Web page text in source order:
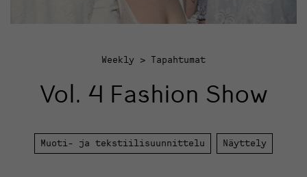
Weekly Tapahtumat
Vol. 4 Fashion Show
Muoti- ja tekstiilisuunnittelu Näyttely